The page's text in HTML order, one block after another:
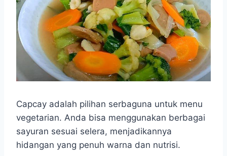
Capcay adalah pilihan serbaguna untuk menu
vegetarian. Anda bisa menggunakan berbagai
sayuran sesuai selera, menjadikannya
hidangan yang penuh warna dan nutrisi.